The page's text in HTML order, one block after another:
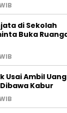
di Sekolah
Buka
Usai Ambil
Kabur